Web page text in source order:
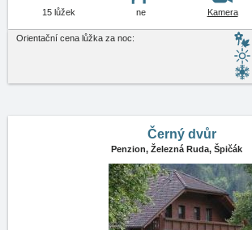
15 lůžek ne Kamera
Orientační cena lůžka za noc:
Černý dvůr
Penzion, Železná Ruda, Špičák